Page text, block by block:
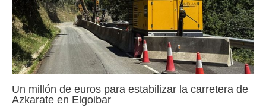
Un millón de euros para estabilizar la carretera de
Azkarate en Elgoibar